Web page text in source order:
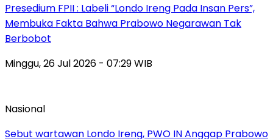
Presedium FPII : Labeli “Londo Ireng Pada Insan Pers”,
Membuka Fakta Bahwa Prabowo Negarawan Tak
Berbobot
Minggu, 26 Jul 2026 - 07:29 WIB
Nasional
Sebut wartawan Londo Ireng, PWO IN Anggap Prabowo